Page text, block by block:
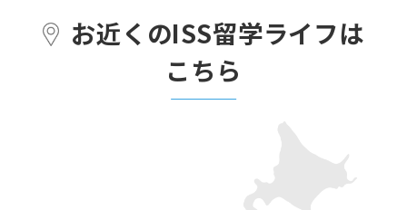
お近くのISS留学ライフは
こちら